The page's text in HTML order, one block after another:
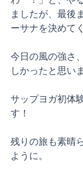
ましたが、最後
ーサナを決めて
今日の風の強さ
しかったと思い
サップヨガ初体
す！
残りの旅も素晴
ように。